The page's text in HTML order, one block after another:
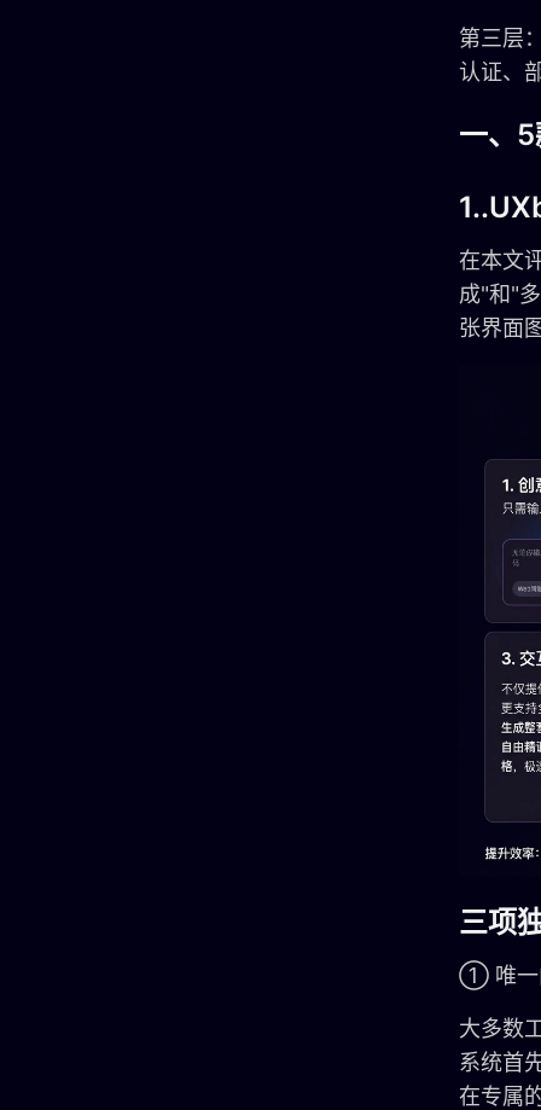
第三层
认证、
一、
在本文
成"和"
张界面
三项
① 唯一
大多数
系统首
在专属